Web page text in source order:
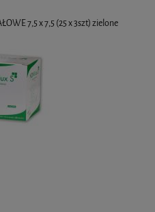
7,5 x 7,5 (25 x 3szt) zielone